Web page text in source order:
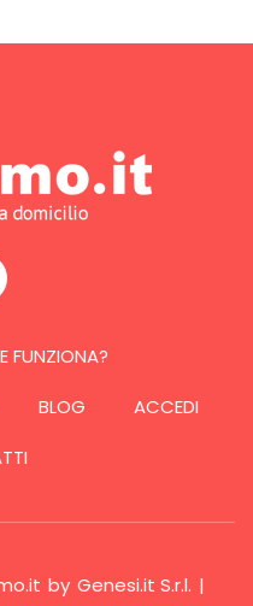
FUNZIONA?
BLOG
ACCEDI
by Genesi.it S.r.l. |